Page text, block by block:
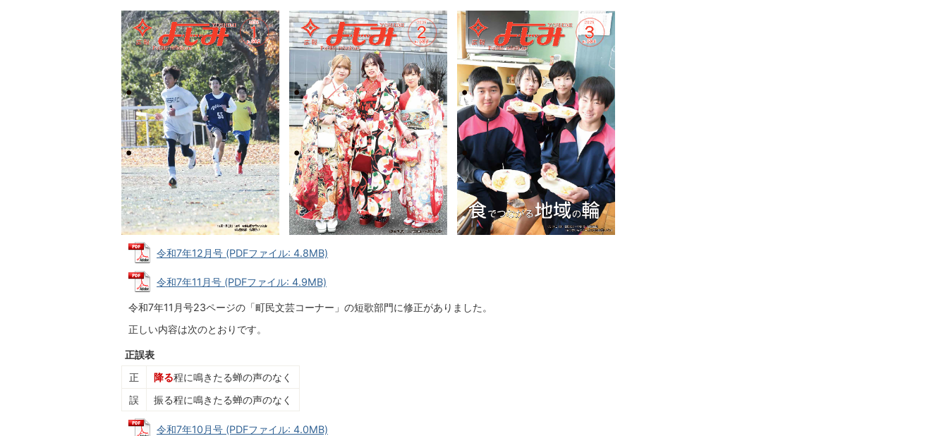
令和7年12月号 (PDFファイル: 4.8MB)
令和7年11月号 (PDFファイル: 4.9MB)
令和7年11月号23ページの「町民文芸コーナー」の短歌部門に修正がありました。
正しい内容は次のとおりです。
正誤表
正
降る程に鳴きたる蝉の声のなく
誤
振る程に鳴きたる蝉の声のなく
令和7年10月号 (PDFファイル: 4.0MB)